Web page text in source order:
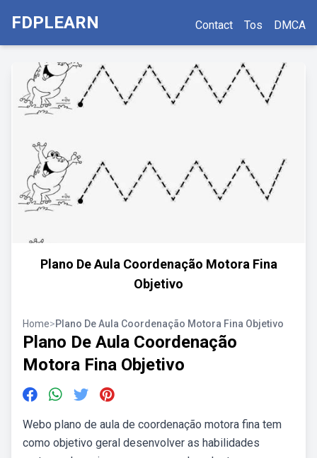
FDPLEARN Contact Tos DMCA
Plano De Aula Coordenação Motora Fina
Objetivo
Home>Plano De Aula Coordenação Motora Fina Objetivo
Plano De Aula Coordenação
Motora Fina Objetivo
Webo plano de aula de coordenação motora fina tem
como objetivo geral desenvolver as habilidades